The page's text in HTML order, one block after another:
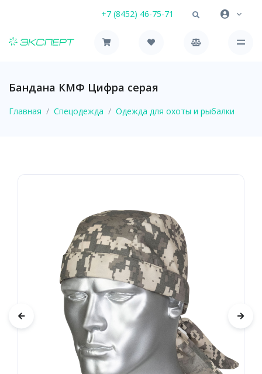
+7 (8452) 46-75-71
Бандана КМФ Цифра серая
Главная Спецодежда Одежда для охоты и рыбалки